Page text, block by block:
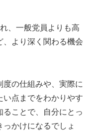
、一般党員よりも高
、より深く関わる機会
度の仕組みや、実際に
点までをわかりやす
ることで、自分にとっ
かけになるでしょ